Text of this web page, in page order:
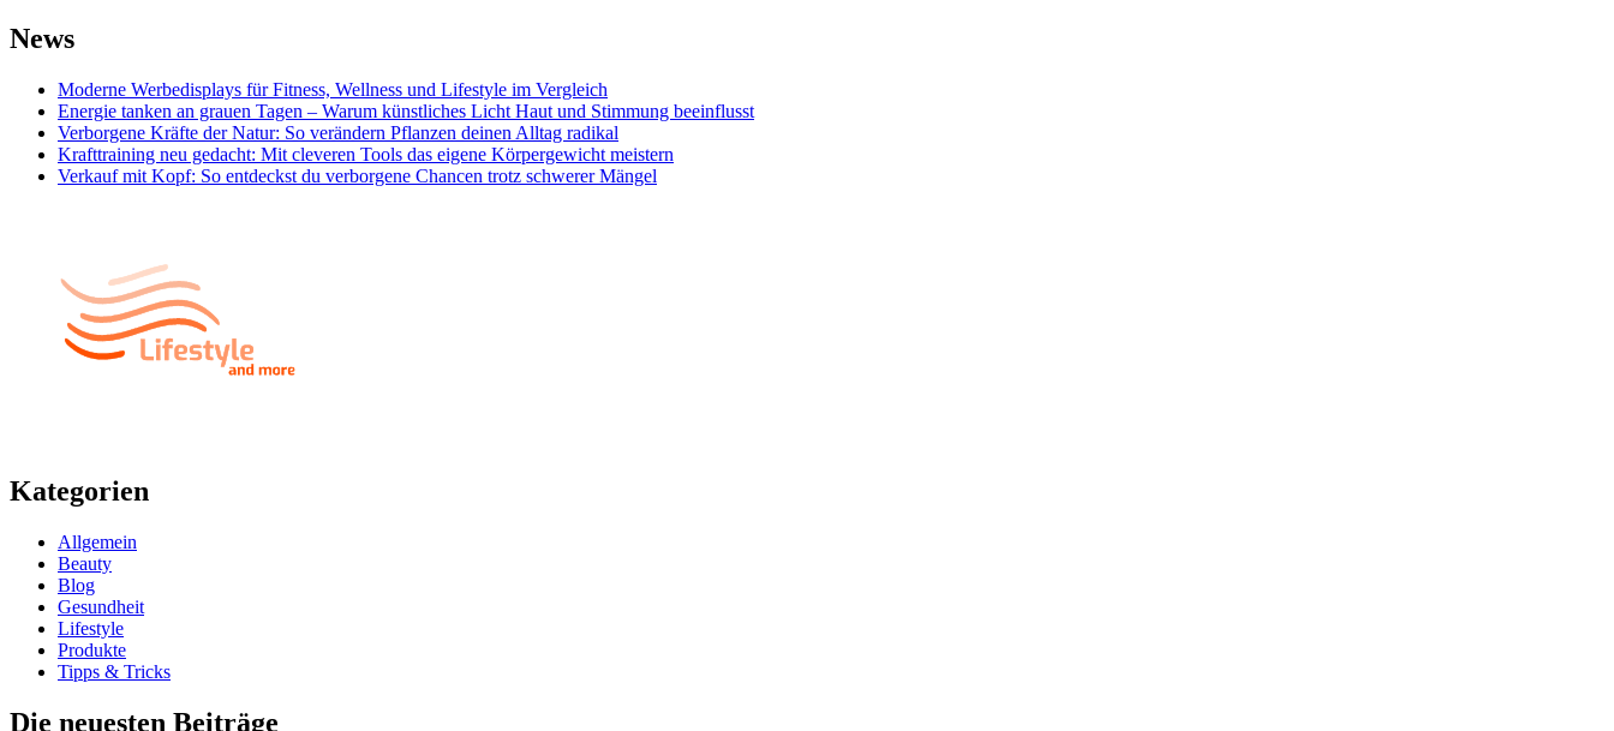
News
Moderne Werbedisplays für Fitness, Wellness und Lifestyle im Vergleich
Energie tanken an grauen Tagen – Warum künstliches Licht Haut und Stimmung beeinflusst
Verborgene Kräfte der Natur: So verändern Pflanzen deinen Alltag radikal
Krafttraining neu gedacht: Mit cleveren Tools das eigene Körpergewicht meistern
Verkauf mit Kopf: So entdeckst du verborgene Chancen trotz schwerer Mängel
Kategorien
Allgemein
Beauty
Blog
Gesundheit
Lifestyle
Produkte
Tipps & Tricks
Die neuesten Beiträge